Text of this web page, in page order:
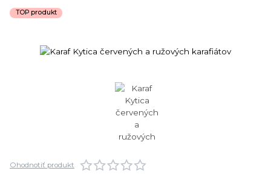
TOP produkt
Ohodnotiť produkt